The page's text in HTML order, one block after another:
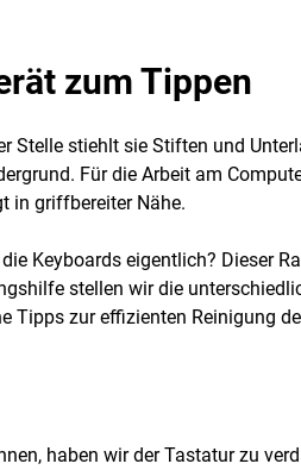
zum Tippen
Stelle stiehlt sie Stiften und
Für die Arbeit am
in griffbereiter Nähe.
Keyboards eigentlich? Dieser
stellen wir die
Tipps zur effizienten Reinigung
haben wir der Tastatur zu